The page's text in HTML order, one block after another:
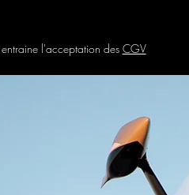
l'acceptation des CGV